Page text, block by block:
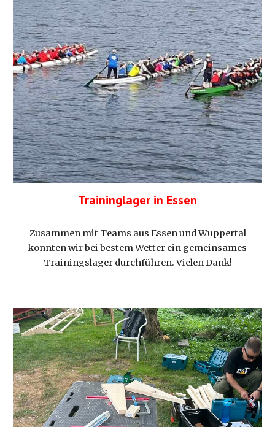
Traininglager in Essen
Zusammen mit Teams aus Essen und Wuppertal
konnten wir bei bestem Wetter ein gemeinsames
Trainingslager durchführen. Vielen Dank!